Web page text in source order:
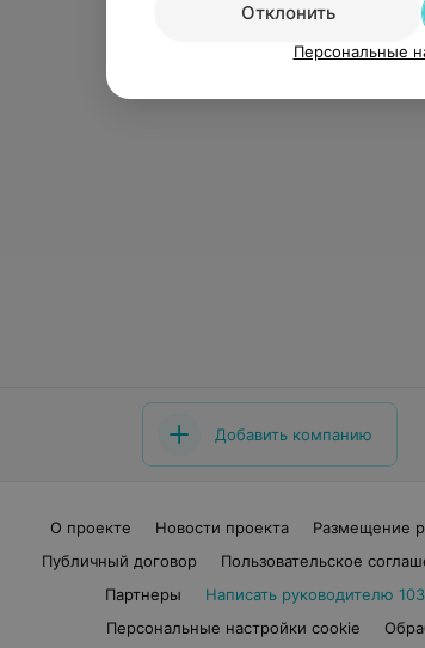
Добавить компанию
О проекте Новости проекта Размещение
Публичный договор
Пользовательское
Партнеры
Написать руководителю
Персональные настройки cookie
Отклонить
Персональные